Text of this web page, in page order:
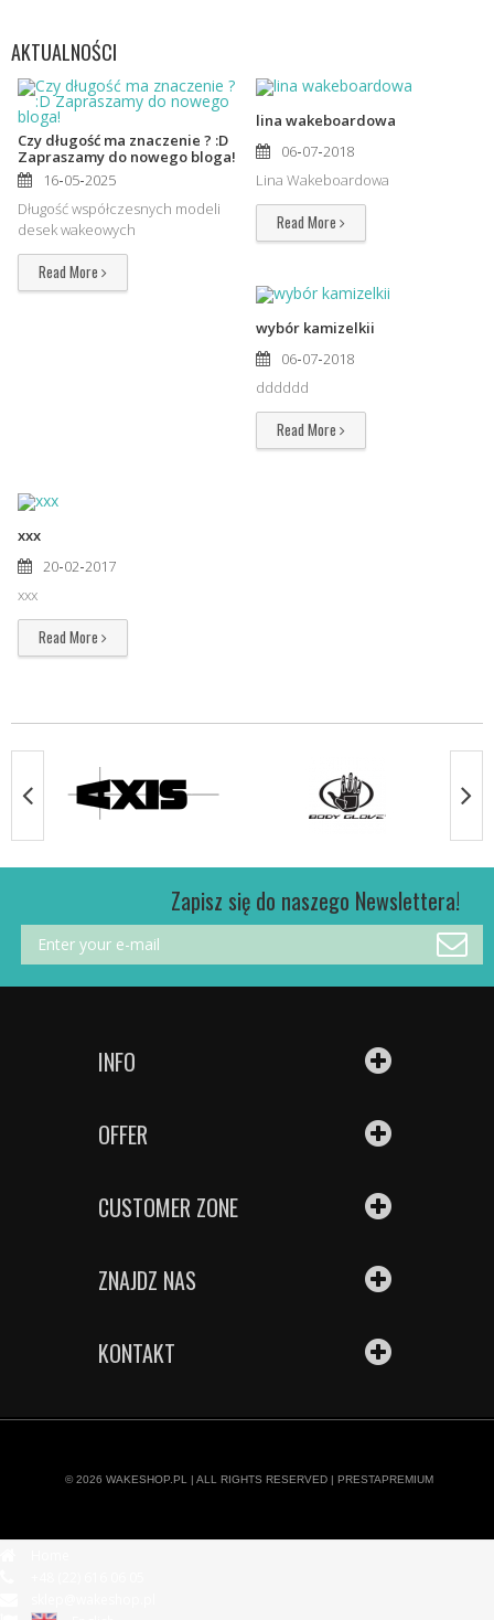
AKTUALNOŚCI
Czy długość ma znaczenie ? :D
Zapraszamy do nowego bloga!
16-05-2025
Długość współczesnych modeli
desek wakeowych
Read More
lina wakeboardowa
06-07-2018
Lina Wakeboardowa
Read More
wybór kamizelkii
06-07-2018
dddddd
Read More
xxx
20-02-2017
xxx
Read More
Zapisz się do naszego Newslettera!
INFO
OFFER
CUSTOMER ZONE
ZNAJDZ NAS
KONTAKT
© 2026 WAKESHOP.PL | ALL RIGHTS RESERVED | PRESTAPREMIUM